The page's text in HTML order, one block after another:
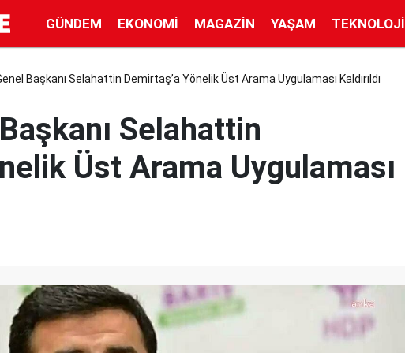
GÜNDEM EKONOMI MAGAZIN YAŞAM TEKNOLOJI
Başkanı Selahattin Demirtaş’a Yönelik Üst Arama Uygulaması Kaldırıldı
Selahattin
Üst Arama Uygulaması